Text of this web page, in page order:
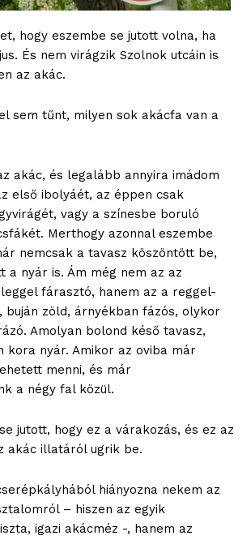
hogy eszembe se jutott volna, ha
És nem virágzik Szolnok utcáin is
az akác.
sem tűnt, milyen sok akácfa van a
akác, és legalább annyira imádom
első ibolyáét, az éppen csak
vagy a színesbe boruló
Merthogy azonnal eszembe
nemcsak a tavasz köszöntött be,
a nyár is. Ám még nem az az
fárasztó, hanem az a reggel-
buján zöld, árnyékban fázós, olykor
Amolyan bolond késő tavasz,
kora nyár. Amikor az oviba már
menni, és már
a négy fal közül.
jutott, hogy ez a várakozás, és ez az
akác illatáról ugrik be.
hiányozna nekem az
– hiszen az egyik
igazi akácméz -, hanem az